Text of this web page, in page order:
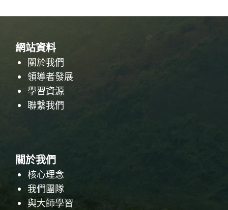
網站資料
關於我們
領導者發展
學習資源
聯繫我們
關於我們
核心理念
我們團隊
與大師學習